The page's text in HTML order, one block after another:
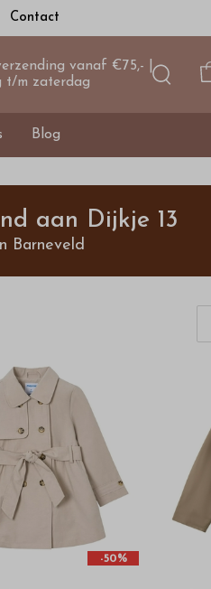
Contact
vanaf €75,- |
t/m zaterdag
Blog
aan Dijkje 13
Barneveld
-50%